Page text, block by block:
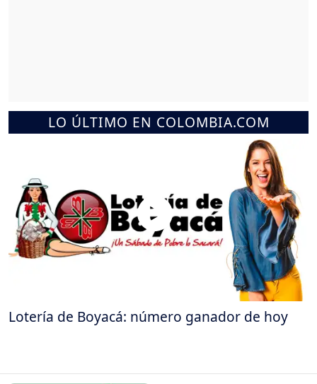
LO ÚLTIMO EN COLOMBIA.COM
Lotería de Boyacá: número ganador de hoy